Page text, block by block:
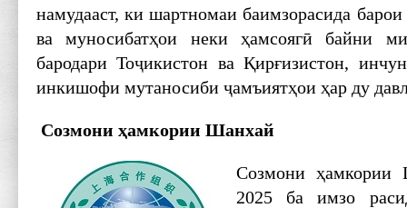
намудааст, ки шартномаи баимзорасида
ва муносибатҳои неки ҳамсоягӣ байни
бародари Тоҷикистон ва Қирғизистон,
инкишофи мутаносиби ҷамъиятҳои ҳар ду
Созмони ҳамкории Шанхай
Созмони ҳамкории
2025 ба имзо